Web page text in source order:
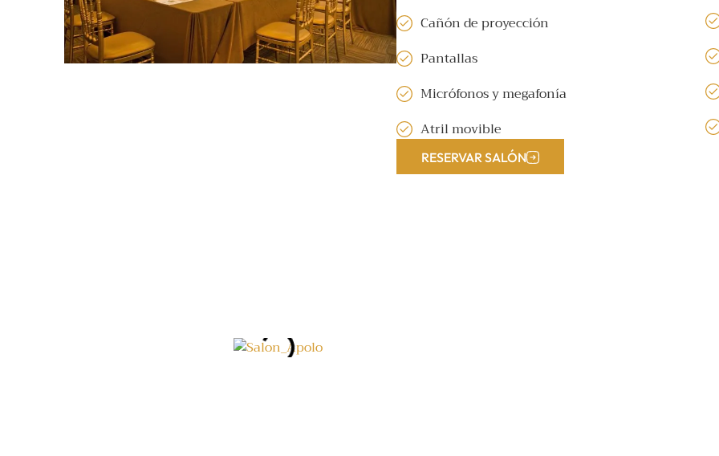
Cañón de proyección
Pantallas
Micrófonos y megafonía
Atril movible
RESERVAR SALÓN